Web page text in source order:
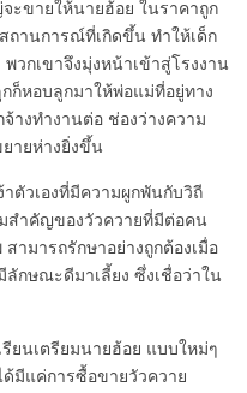
ะขายให้นายฮ้อย ในราคาถูก
ถานการณ์ที่เกิดขึ้น ทำให้เด็ก
วกเขาจึงมุ่งหน้าเข้าสู่โรงงาน
ก็หอบลูกมาให้พ่อแม่ที่อยู่ทาง
างทำงานต่อ ช่องว่างความ
ายห่างยิ่งขึ้น
าตัวเองที่มีความผูกพันกับวิถี
สำคัญของวัวควายที่มีต่อคน
ามารถรักษาอย่างถูกต้องเมื่อ
ลักษณะดีมาเลี้ยง ซึ่งเชื่อว่าใน
ยนเตรียมนายฮ้อย แบบใหม่ๆ
มีแค่การซื้อขายวัวควาย